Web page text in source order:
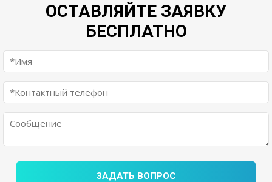
ОСТАВЛЯЙТЕ ЗАЯВКУ
БЕСПЛАТНО
ЗАДАТЬ ВОПРОС